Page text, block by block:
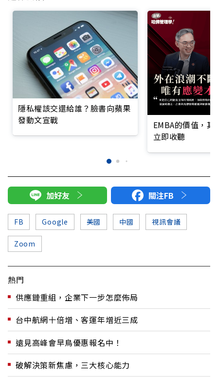
隱私權該交還給誰？臉書向蘋果
發動文宣戰
EMBA的價值，
立即收聽
加好友 關注FB
FB Google 美國 中國 視訊會議
Zoom
熱門
供應鏈重組，企業下一步怎麼佈局
台中航網十倍增、客運年增近三成
遠見高峰會早鳥優惠報名中！
破解決策新焦慮，三大核心能力